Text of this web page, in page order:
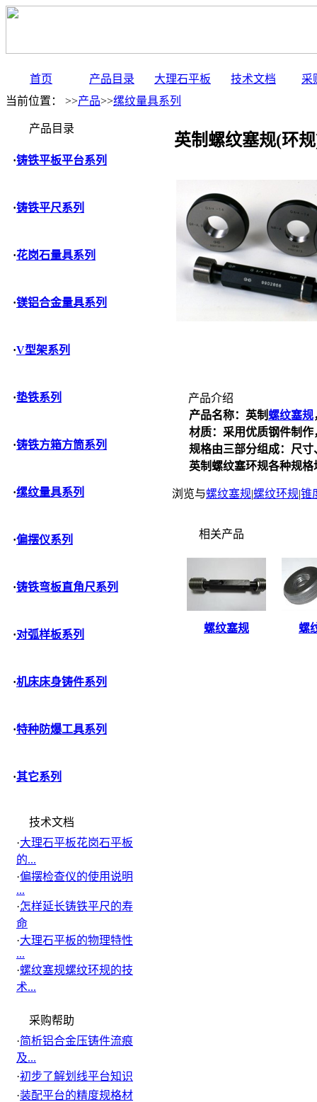
首页 产品目录 大理石平板 技术文档
采
当前位置： >>产品>>缧纹量具系列
产品目录
·铸铁平板平台系列
·铸铁平尺系列
·花岗石量具系列
·镁铝合金量具系列
·V型架系列
·垫铁系列
·铸铁方箱方筒系列
·缧纹量具系列
·偏摆仪系列
·铸铁弯板直角尺系列
·对弧样板系列
·机床床身铸件系列
·特种防爆工具系列
·其它系列
技术文档
·大理石平板花岗石平板
的...
·偏摆检查仪的使用说明
...
·怎样延长铸铁平尺的寿
命
·大理石平板的物理特性
...
·螺纹塞规螺纹环规的技
术...
采购帮助
·简析铝合金压铸件流痕
及...
·初步了解划线平台知识
·装配平台的精度规格材
英制螺纹塞规(环
产品介绍
产品名称：英制螺纹塞规
材质：采用优质钢件制作
规格由三部分组成：尺寸
英制螺纹塞环规各种规格
浏览与螺纹塞规|螺纹环规|锥
相关产品
螺纹塞规 螺